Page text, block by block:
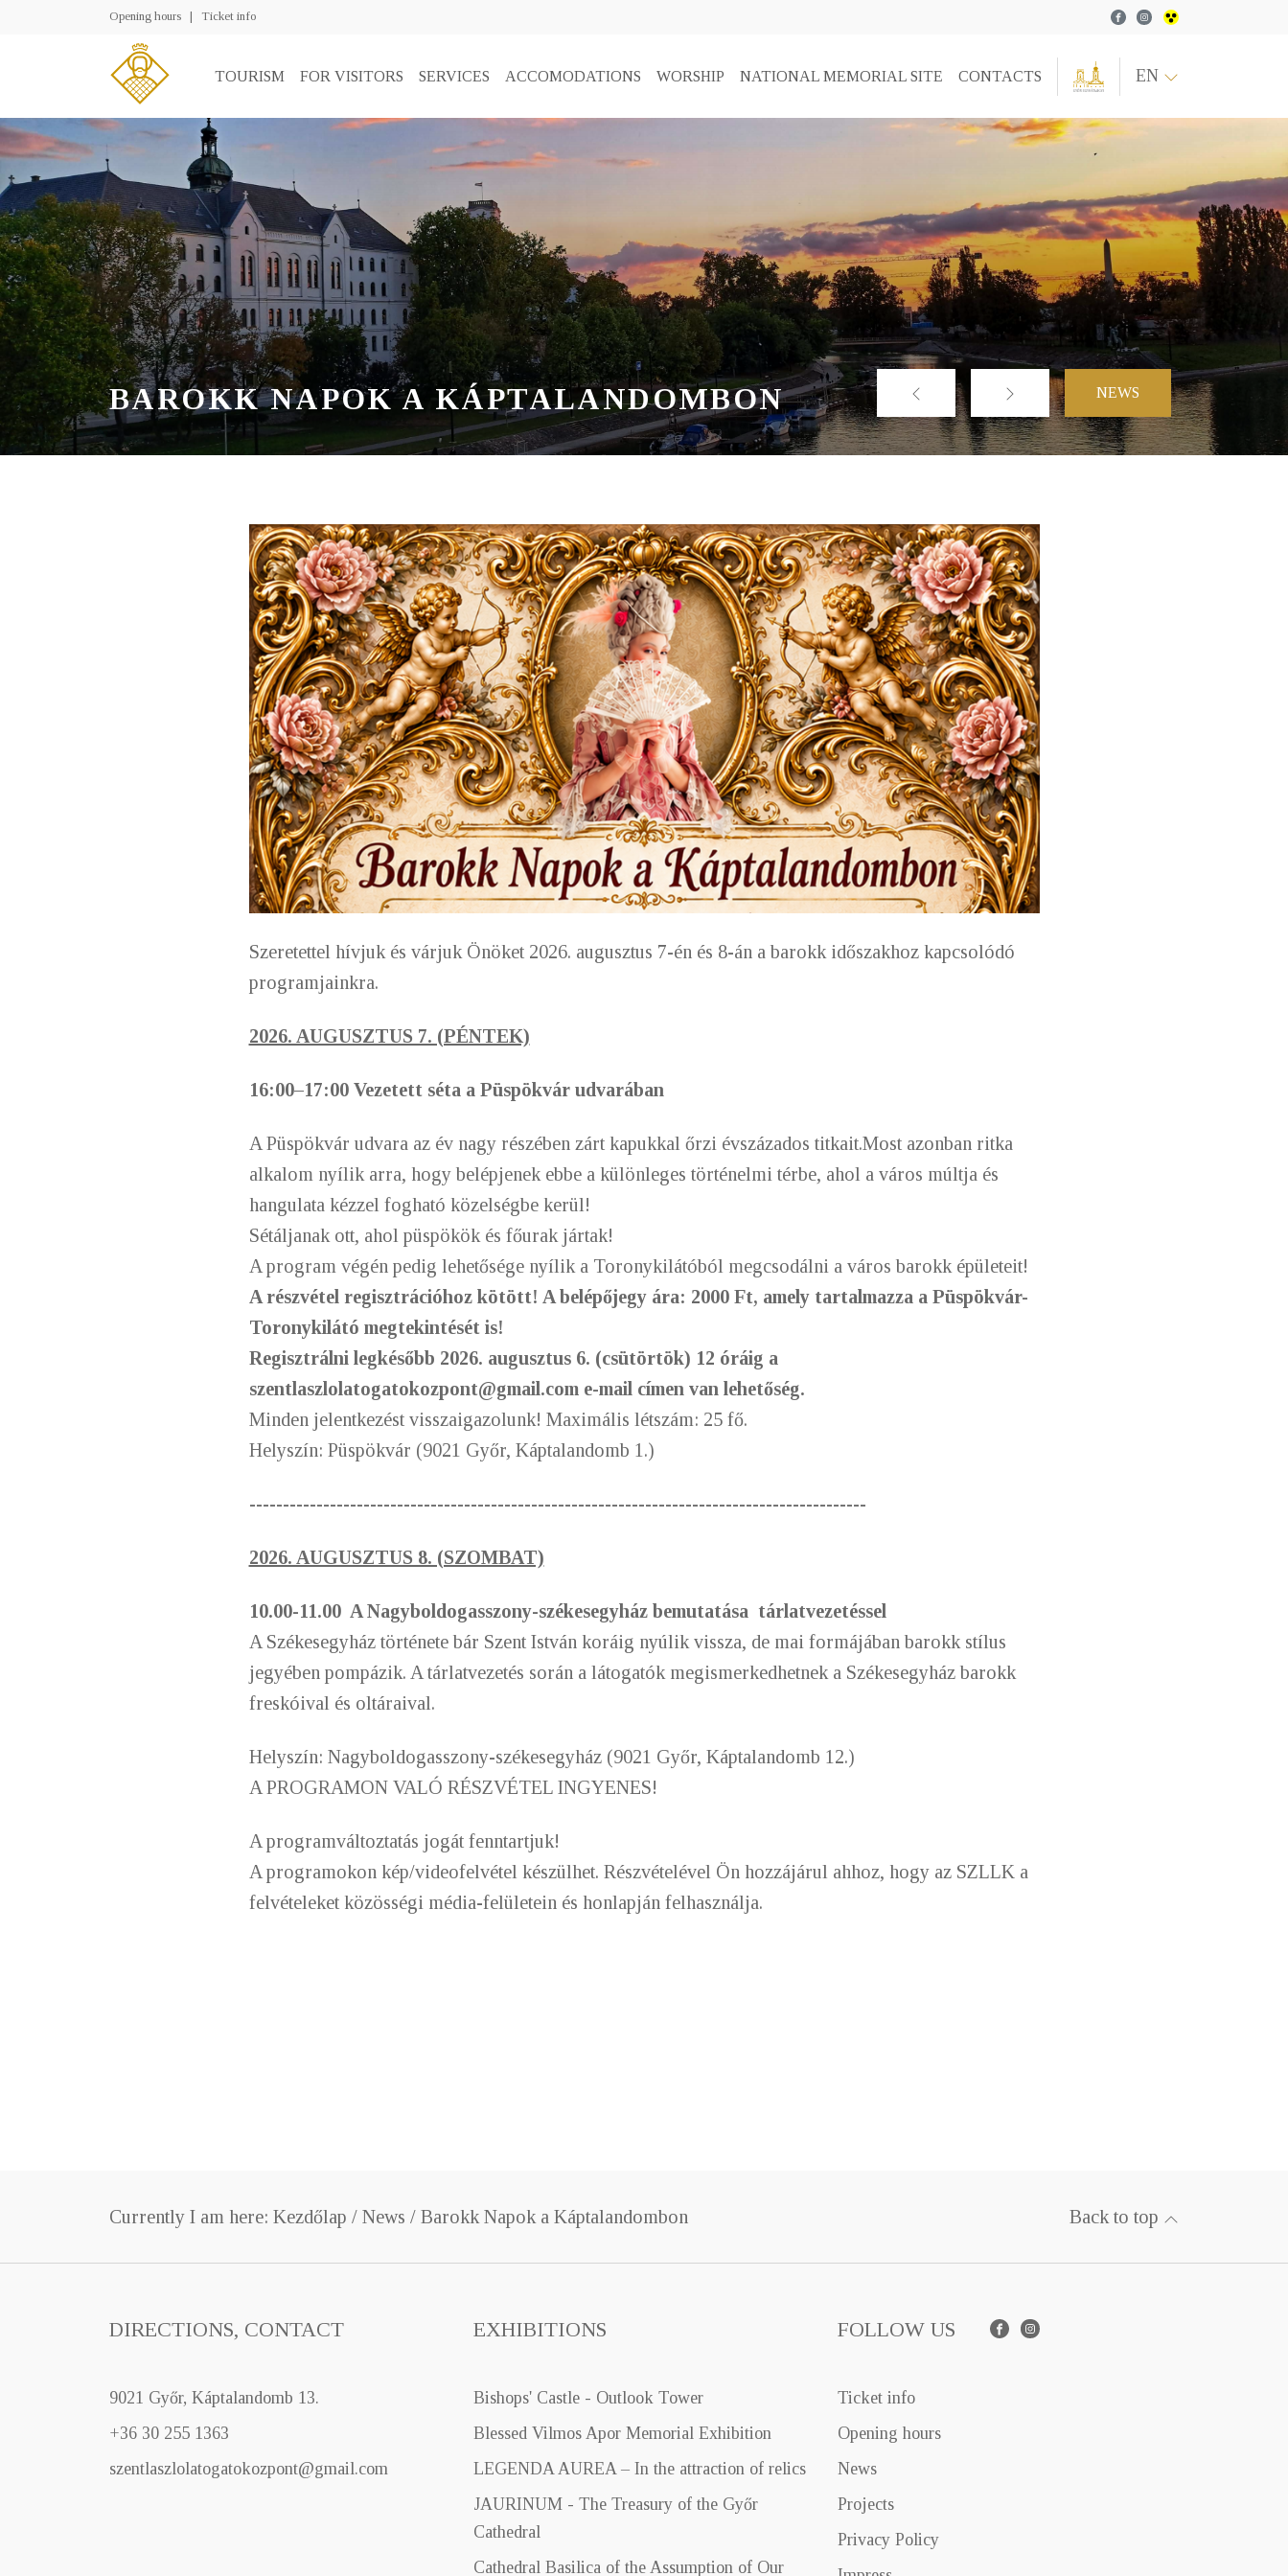
Opening hours | Ticket info FacebookInstagram
TOURISM FOR VISITORS SERVICES ACCOMODATIONS WORSHIP NATIONAL MEMORIAL SITE CONTACTS EN
BAROKK NAPOK A KÁPTALANDOMBON NEWS
Szeretettel hívjuk és várjuk Önöket 2026. augusztus 7-én és 8-án a barokk időszakhoz kapcsolódó
programjainkra.
2026. AUGUSZTUS 7. (PÉNTEK)
16:00–17:00 Vezetett séta a Püspökvár udvarában
A Püspökvár udvara az év nagy részében zárt kapukkal őrzi évszázados titkait.Most azonban ritka
alkalom nyílik arra, hogy belépjenek ebbe a különleges történelmi térbe, ahol a város múltja és
hangulata kézzel fogható közelségbe kerül!
Sétáljanak ott, ahol püspökök és főurak jártak!
A program végén pedig lehetősége nyílik a Toronykilátóból megcsodálni a város barokk épületeit!
A részvétel regisztrációhoz kötött! A belépőjegy ára: 2000 Ft, amely tartalmazza a Püspökvár-
Toronykilátó megtekintését is!
Regisztrálni legkésőbb 2026. augusztus 6. (csütörtök) 12 óráig a
szentlaszlolatogatokozpont@gmail.com e-mail címen van lehetőség.
Minden jelentkezést visszaigazolunk! Maximális létszám: 25 fő.
Helyszín: Püspökvár (9021 Győr, Káptalandomb 1.)
--------------------------------------------------------------------------------------------
2026. AUGUSZTUS 8. (SZOMBAT)
10.00-11.00 A Nagyboldogasszony-székesegyház bemutatása tárlatvezetéssel
A Székesegyház története bár Szent István koráig nyúlik vissza, de mai formájában barokk stílus
jegyében pompázik. A tárlatvezetés során a látogatók megismerkedhetnek a Székesegyház barokk
freskóival és oltáraival.
Helyszín: Nagyboldogasszony-székesegyház (9021 Győr, Káptalandomb 12.)
A PROGRAMON VALÓ RÉSZVÉTEL INGYENES!
A programváltoztatás jogát fenntartjuk!
A programokon kép/videofelvétel készülhet. Részvételével Ön hozzájárul ahhoz, hogy az SZLLK a
felvételeket közösségi média-felületein és honlapján felhasználja.
Currently I am here: Kezdőlap / News / Barokk Napok a Káptalandombon Back to top
DIRECTIONS, CONTACT
9021 Győr, Káptalandomb 13.
+36 30 255 1363
szentlaszlolatogatokozpont@gmail.com
EXHIBITIONS
Bishops' Castle - Outlook Tower
Blessed Vilmos Apor Memorial Exhibition
LEGENDA AUREA – In the attraction of relics
JAURINUM - The Treasury of the Győr
Cathedral
Cathedral Basilica of the Assumption of Our
FOLLOW US FacebookInstagram
Ticket info
Opening hours
News
Projects
Privacy Policy